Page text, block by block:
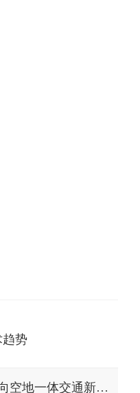
趋势
空地一体交通新时